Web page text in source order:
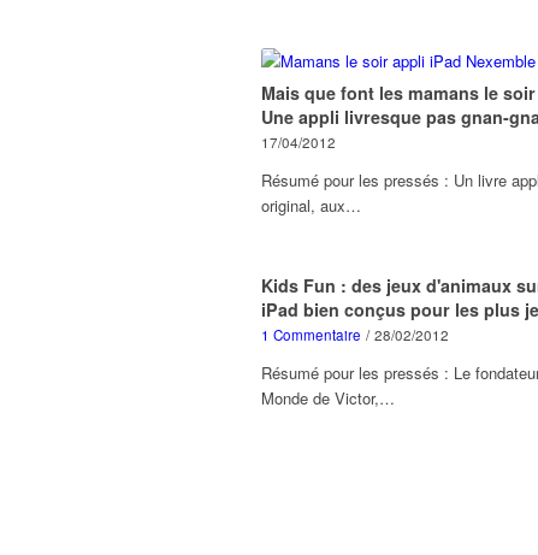
Mais que font les mamans le
Une appli livresque pas gnan-
17/04/2012
Résumé pour les pressés : Un livre
original, aux…
Kids Fun : des jeux d'animaux
iPad bien conçus pour les plus
1 Commentaire / 28/02/2012
Résumé pour les pressés : Le
Monde de Victor,…